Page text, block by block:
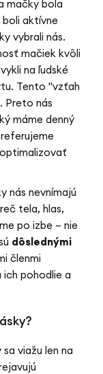
mačky bola
boli aktívne
vybrali nás.
mačiek kvôli
na ľudské
Tento "vzťah
Preto nás
máme denný
nás nevnímajú
tela, hlas,
po izbe – nie
dôslednými
členmi
pohodlie a
viažu len na